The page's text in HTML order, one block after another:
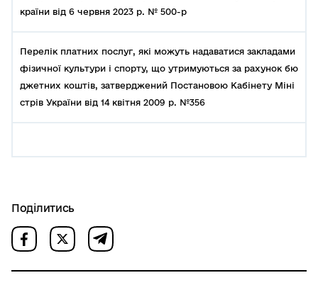
країни від 6 червня 2023 р. № 500-р
Перелік платних послуг, які можуть надаватися закладами
фізичної культури і спорту, що утримуються за рахунок бю
джетних коштів, затверджений Постановою Кабінету Міні
стрів України від 14 квітня 2009 р. №356
Поділитись